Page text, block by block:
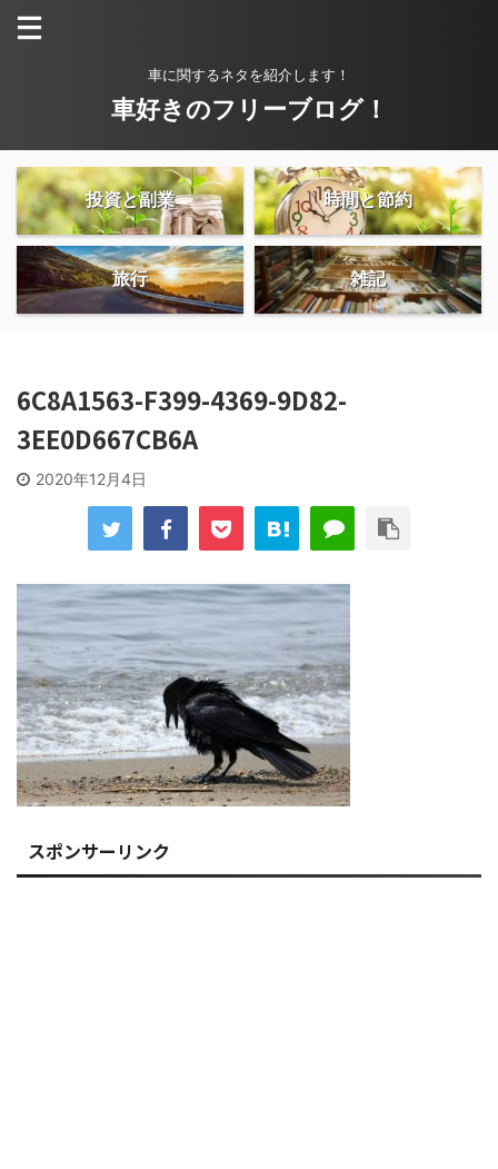
車に関するネタを紹介します！
車好きのフリーブログ！
投資と副業 時間と節約
旅行 雑記
6C8A1563-F399-4369-9D82-
3EE0D667CB6A
2020年12月4日
スポンサーリンク